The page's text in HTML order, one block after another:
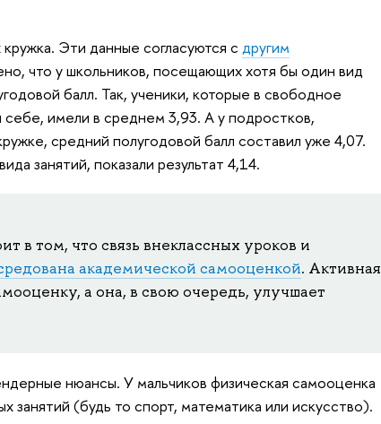
Эти данные согласуются с другим
что у школьников, посещающих хотя бы один вид
балл. Так, ученики, которые в свободное
имели в среднем 3,93. А у подростков,
средний полугодовой балл составил уже 4,07.
занятий, показали результат 4,14.
в том, что связь внеклассных уроков и
академической самооценкой. Активная
а она, в свою очередь, улучшает
нюансы. У мальчиков физическая самооценка
занятий (будь то спорт, математика или искусство).